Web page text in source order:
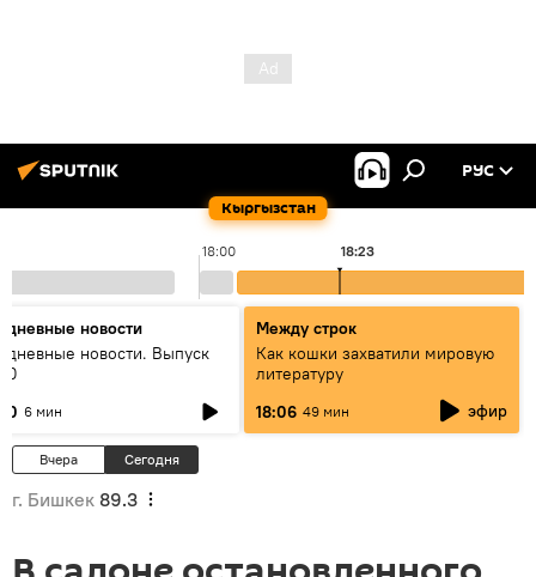
Кыргызстан
РУС
18:00 18:23
новости
новости. Выпуск
6 мин
Между строк
Как кошки захватили мировую
литературу
18:06 49 мин эфир
Вчера Сегодня
г. Бишкек 89.3